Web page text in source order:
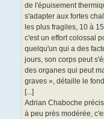
de l'épuisement
s'adapter aux fortes
les plus fragiles, 10 à
c'est un effort colossal
quelqu'un qui a des
jours, son corps peut
des organes qui peut
graves », détaille le
[...]
Adrian Chaboche
à peu près modérée,